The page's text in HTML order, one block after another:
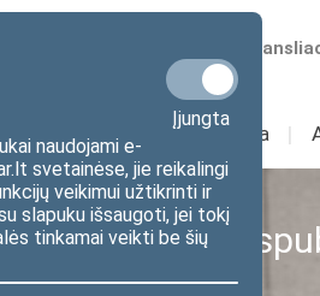
Įjungta
naudojami e-
svetainėse, jie reikalingi
veikimui užtikrinti ir
slapuku išsaugoti, jei tokį
tinkamai veikti be šių
Numatomos
Sudėtis Veikla I
Lietuvos